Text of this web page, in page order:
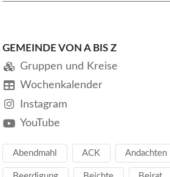
GEMEINDE VON A BIS Z
Gruppen und Kreise
Wochenkalender
Instagram
YouTube
Abendmahl ACK Andachten